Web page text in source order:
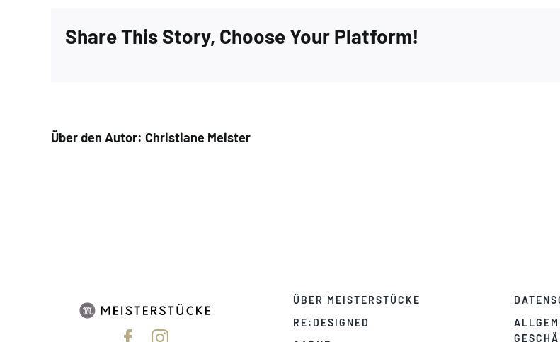
–
Share This Story, Choose Your Platform!
Über den Autor: Christiane Meister
ÜBER MEISTERSTÜCKE
RE:DESIGNED